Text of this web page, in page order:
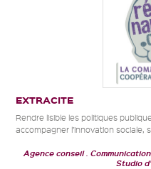
EXTRACITE
Rendre lisible les politiques
accompagner l’innovation sociale,
Agence conseil .
Studio